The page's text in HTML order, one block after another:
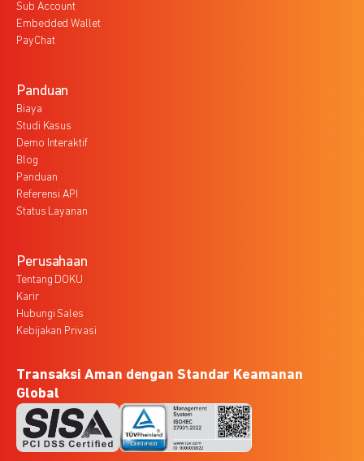
Sub Account
Embedded Wallet
PayChat
Panduan
Biaya
Studi Kasus
Demo Interaktif
Blog
Panduan
Referensi API
Status Layanan
Perusahaan
Tentang DOKU
Karir
Hubungi Sales
Kebijakan Privasi
Transaksi Aman dengan Standar Keamanan
Global